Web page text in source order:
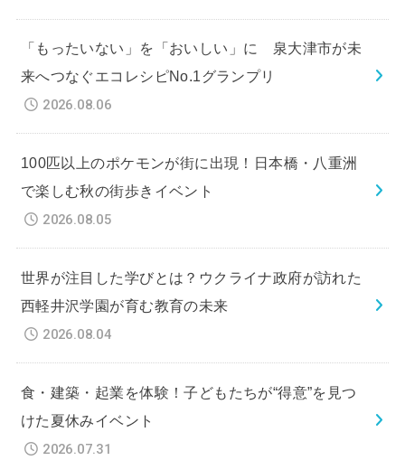
「もったいない」を「おいしい」に 泉大津市が未
来へつなぐエコレシピNo.1グランプリ
2026.08.06
100匹以上のポケモンが街に出現！日本橋・八重洲
で楽しむ秋の街歩きイベント
2026.08.05
世界が注目した学びとは？ウクライナ政府が訪れた
西軽井沢学園が育む教育の未来
2026.08.04
食・建築・起業を体験！子どもたちが“得意”を見つ
けた夏休みイベント
2026.07.31